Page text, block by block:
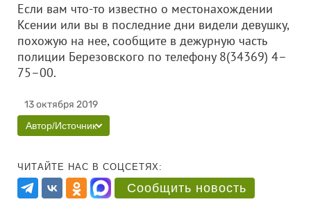
Если вам что-то известно о местонахождении
Ксении или вы в последние дни видели девушку,
похожую на нее, сообщите в дежурную часть
полиции Березовского по телефону 8(34369) 4–
75–00.
13 октября 2019
Автор/Источник
ЧИТАЙТЕ НАС В СОЦСЕТЯХ:
Сообщить новость